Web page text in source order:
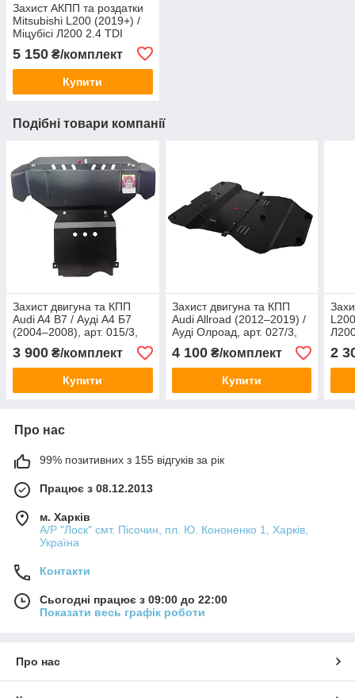
Захист АКПП та роздатки
Mitsubishi L200 (2019+) /
Міцубісі Л200 2.4 TDI
АКПП, арт. 261/19+, сталь
2 мм
5 150 ₴/комплект
Купити
Подібні товари компанії
Захист двигуна та КПП
Audi A4 B7 / Ауді А4 Б7
(2004–2008), арт. 015/3,
сталь 2 мм, ЩИТ
3 900 ₴/комплект
Купити
Захист двигуна та КПП
Audi Allroad (2012–2019) /
Ауді Олроад, арт. 027/3,
сталь 2 мм, ЩИТ
4 100₴/комплект
Купити
2
Про нас
99% позитивних з 155 відгуків за рік
Працює з 08.12.2013
м. Харків
А/Р "Лоск" смт. Пісочин, пл. Ю. Кононенко 1, Харків,
Україна
Контакти
Сьогодні працює з 09:00 до 22:00
Показати весь графік роботи
Про нас